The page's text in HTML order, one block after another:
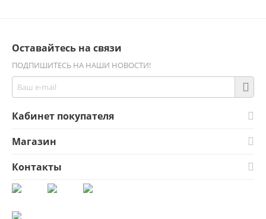
Оставайтесь на связи
ПОДПИШИТЕСЬ НА НАШИ НОВОСТИ!
Кабинет покупателя
Магазин
Контакты